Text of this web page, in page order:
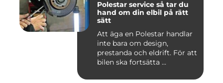
Polestar service så tar du
hand om din elbil på rätt
sätt
Att äga en Polestar handlar
inte bara om design,
prestanda och eldrift. För att
bilen ska fortsätta ...